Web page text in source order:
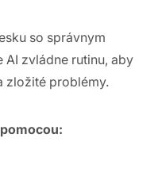
so správnym
zvládne rutinu, aby
zložité problémy.